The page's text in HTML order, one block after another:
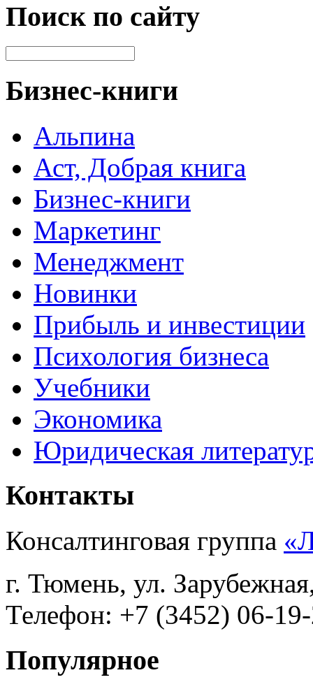
Поиск по сайту
Бизнес-книги
Альпина
Аст, Добрая книга
Бизнес-книги
Маркетинг
Менеджмент
Новинки
Прибыль и инвестиции
Психология бизнеса
Учебники
Экономика
Юридическая
Контакты
Консалтинговая группа
г. Тюмень, ул.
Телефон: +7 (3452) 06-
Популярное